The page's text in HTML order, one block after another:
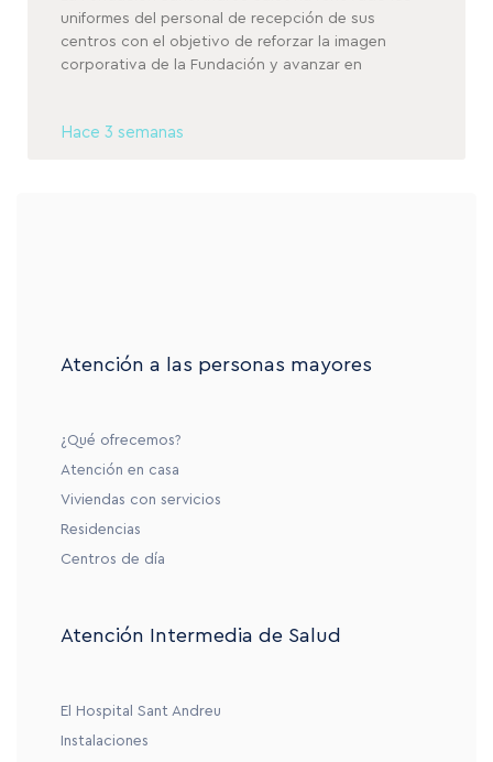
uniformes del personal de recepción de sus
centros con el objetivo de reforzar la imagen
corporativa de la Fundación y avanzar en
Hace 3 semanas
Atención a las personas mayores
¿Qué ofrecemos?
Atención en casa
Viviendas con servicios
Residencias
Centros de día
Atención Intermedia de Salud
El Hospital Sant Andreu
Instalaciones